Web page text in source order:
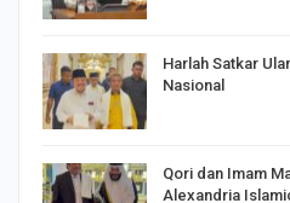
Harlah Satkar
Nasional
Qori dan Imam
Alexandria